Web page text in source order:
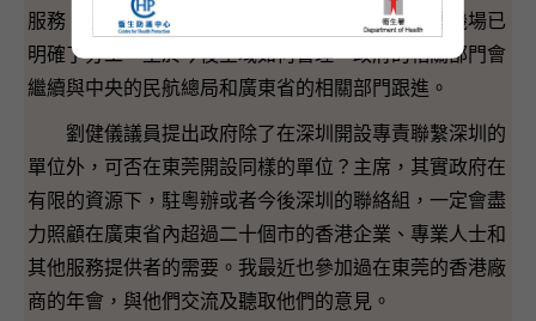
服務。現時珠三角的航空服務是取得進度的，五個機場已
明確了分工。至於今後空域如何管理，政府的相關部門會
繼續與中央的民航總局和廣東省的相關部門跟進。
劉健儀議員提出政府除了在深圳開設專責聯繫深圳的
單位外，可否在東莞開設同樣的單位？主席，其實政府在
有限的資源下，駐粵辦或者今後深圳的聯絡組，一定會盡
力照顧在廣東省內超過二十個市的香港企業、專業人士和
其他服務提供者的需要。我最近也參加過在東莞的香港廠
商的年會，與他們交流及聽取他們的意見。